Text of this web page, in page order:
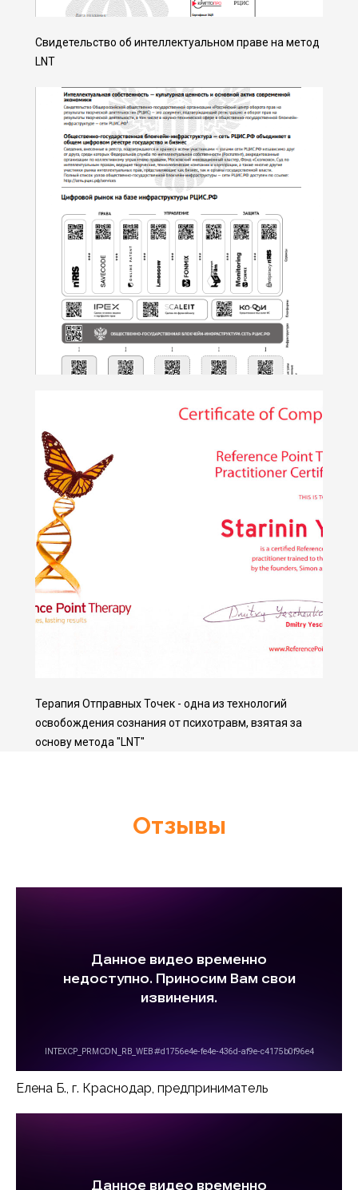
Свидетельство об интеллектуальном праве на метод
LNT
Терапия Отправных Точек - одна из технологий
освобождения сознания от психотравм, взятая за
основу метода "LNT"
Отзывы
Елена Б., г. Краснодар, предприниматель